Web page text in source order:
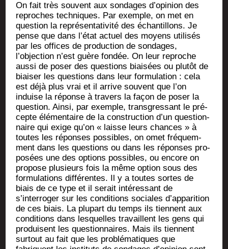
On fait très sou­vent aux son­dages d’opinion des
reproches tech­niques. Par exemple, on met en
ques­tion la repré­sen­ta­ti­vi­té des échan­tillons. Je
pense que dans l’état actuel des moyens uti­li­sés
par les offices de pro­duc­tion de son­dages,
l’objection n’est guère fon­dée. On leur reproche
aus­si de poser des ques­tions biai­sées ou plu­tôt de
biai­ser les ques­tions dans leur for­mu­la­tion : cela
est déjà plus vrai et il arrive sou­vent que l’on
induise la réponse à tra­vers la façon de poser la
ques­tion. Ain­si, par exemple, trans­gres­sant le pré­
cepte élé­men­taire de la construc­tion d’un ques­tion­
naire qui exige qu’on « laisse leurs chances » à
toutes les réponses pos­sibles, on omet fré­quem­
ment dans les ques­tions ou dans les réponses pro­
po­sées une des options pos­sibles, ou encore on
pro­pose plu­sieurs fois la même option sous des
for­mu­la­tions dif­fé­rentes. Il y a toutes sortes de
biais de ce type et il serait inté­res­sant de
s’interroger sur les condi­tions sociales d’apparition
de ces biais. La plu­part du temps ils tiennent aux
condi­tions dans les­quelles tra­vaillent les gens qui
pro­duisent les ques­tion­naires. Mais ils tiennent
sur­tout au fait que les pro­blé­ma­tiques que